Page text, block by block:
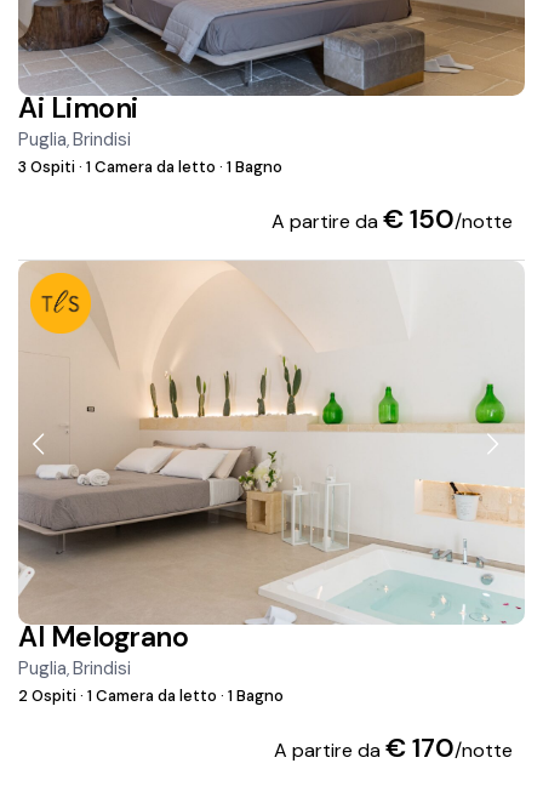
Ai Limoni
Puglia,Brindisi
3 Ospiti· 1 Camera da letto· 1 Bagno
A partire da€ 150/notte
Al Melograno
Puglia,Brindisi
2 Ospiti· 1 Camera da letto· 1 Bagno
A partire da€ 170/notte